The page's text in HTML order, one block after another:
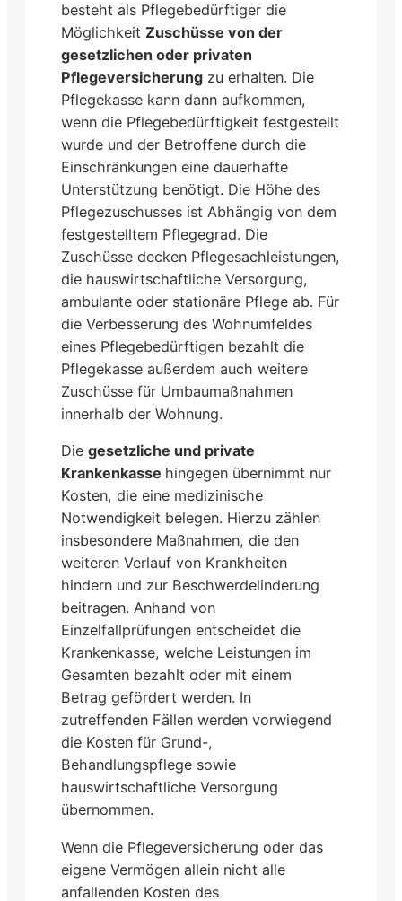
besteht als Pflegebedürftiger die
Möglichkeit Zuschüsse von der
gesetzlichen oder privaten
Pflegeversicherung zu erhalten. Die
Pflegekasse kann dann aufkommen,
wenn die Pflegebedürftigkeit festgestellt
wurde und der Betroffene durch die
Einschränkungen eine dauerhafte
Unterstützung benötigt. Die Höhe des
Pflegezuschusses ist Abhängig von dem
festgestelltem Pflegegrad. Die
Zuschüsse decken Pflegesachleistungen,
die hauswirtschaftliche Versorgung,
ambulante oder stationäre Pflege ab. Für
die Verbesserung des Wohnumfeldes
eines Pflegebedürftigen bezahlt die
Pflegekasse außerdem auch weitere
Zuschüsse für Umbaumaßnahmen
innerhalb der Wohnung.
Die gesetzliche und private
Krankenkasse hingegen übernimmt nur
Kosten, die eine medizinische
Notwendigkeit belegen. Hierzu zählen
insbesondere Maßnahmen, die den
weiteren Verlauf von Krankheiten
hindern und zur Beschwerdelinderung
beitragen. Anhand von
Einzelfallprüfungen entscheidet die
Krankenkasse, welche Leistungen im
Gesamten bezahlt oder mit einem
Betrag gefördert werden. In
zutreffenden Fällen werden vorwiegend
die Kosten für Grund-,
Behandlungspflege sowie
hauswirtschaftliche Versorgung
übernommen.
Wenn die Pflegeversicherung oder das
eigene Vermögen allein nicht alle
anfallenden Kosten des